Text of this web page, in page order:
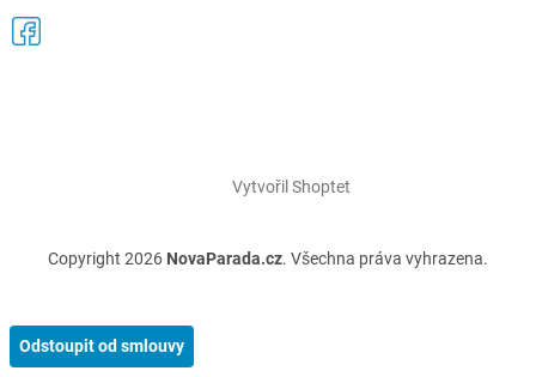
Vytvořil Shoptet
Copyright 2026 NovaParada.cz. Všechna práva vyhrazena.
Odstoupit od smlouvy